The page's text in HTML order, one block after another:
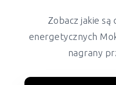
Zobacz jakie są
energetycznych
nagrany